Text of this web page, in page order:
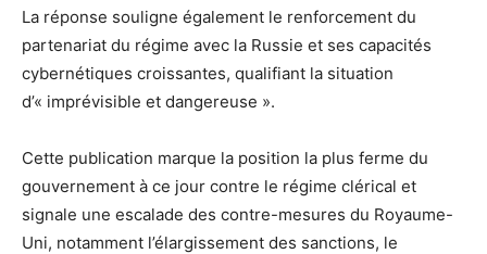
La réponse souligne également le renforcement du
partenariat du régime avec la Russie et ses capacités
cybernétiques croissantes, qualifiant la situation
d’« imprévisible et dangereuse ».
Cette publication marque la position la plus ferme du
gouvernement à ce jour contre le régime clérical et
signale une escalade des contre-mesures du Royaume-
Uni, notamment l’élargissement des sanctions, le